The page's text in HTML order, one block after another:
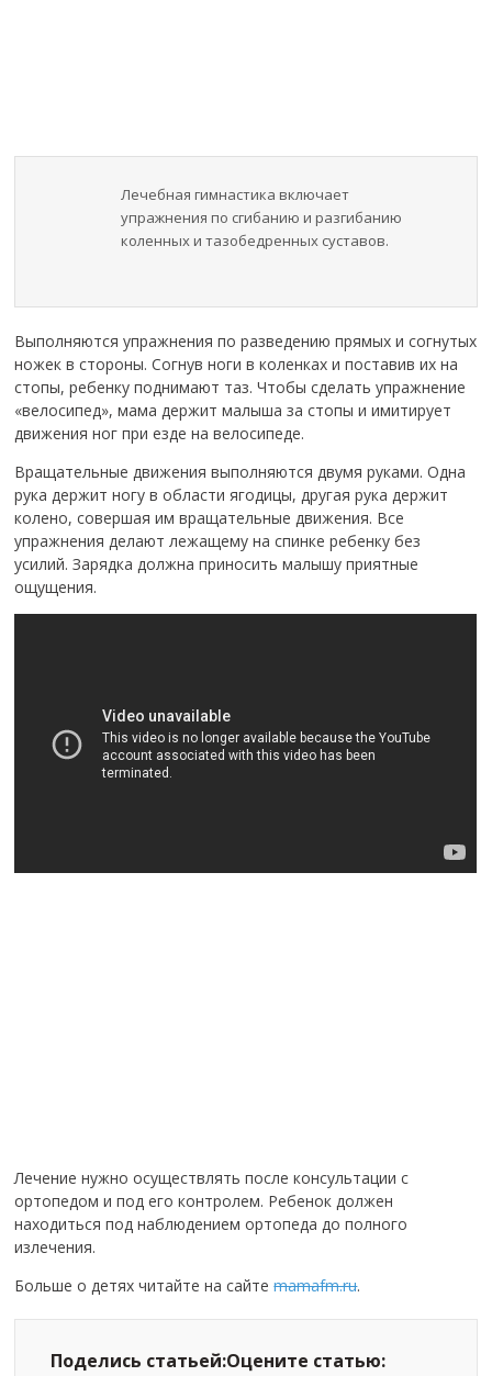
Лечебная гимнастика включает
упражнения по сгибанию и разгибанию
коленных и тазобедренных суставов.
Выполняются упражнения по разведению прямых и согнутых
ножек в стороны. Согнув ноги в коленках и поставив их на
стопы, ребенку поднимают таз. Чтобы сделать упражнение
«велосипед», мама держит малыша за стопы и имитирует
движения ног при езде на велосипеде.
Вращательные движения выполняются двумя руками. Одна
рука держит ногу в области ягодицы, другая рука держит
колено, совершая им вращательные движения. Все
упражнения делают лежащему на спинке ребенку без
усилий. Зарядка должна приносить малышу приятные
ощущения.
Лечение нужно осуществлять после консультации с
ортопедом и под его контролем. Ребенок должен
находиться под наблюдением ортопеда до полного
излечения.
Больше о детях читайте на сайтеmamafm.ru.
Поделись статьей:Оцените статью: